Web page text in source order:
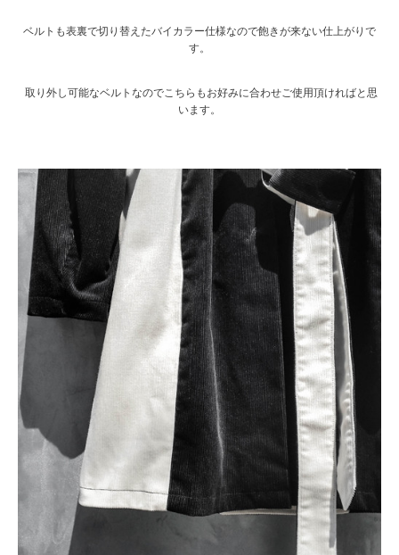
ベルトも表裏で切り替えたバイカラー仕様なので飽きが来ない仕上がりで
す。
取り外し可能なベルトなのでこちらもお好みに合わせご使用頂ければと思
います。